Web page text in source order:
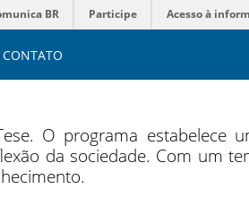
BR Participe Acesso à
CONTATO
O programa estabelece
da sociedade. Com um